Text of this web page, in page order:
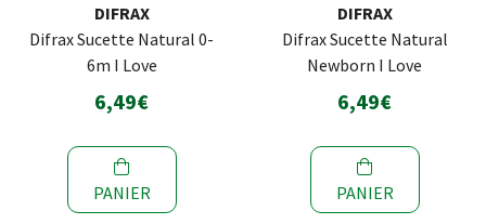
DIFRAX
Difrax Sucette Natural 0-
6m I Love
6,49€
PANIER
DIFRAX
Difrax Sucette Natural
Newborn I Love
6,49€
PANIER